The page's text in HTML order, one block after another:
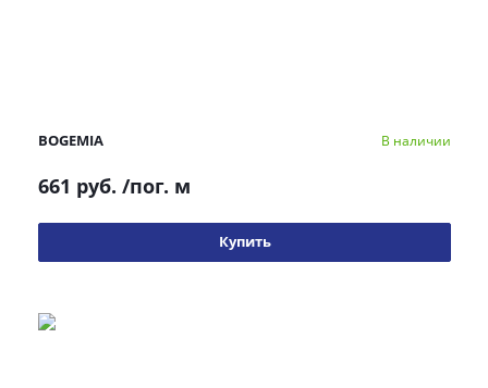
BOGEMIA В наличии
661 руб. /пог. м
Купить